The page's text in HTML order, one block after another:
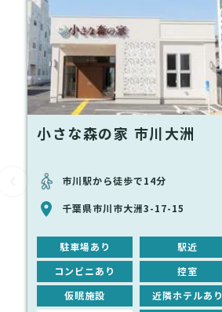
小さな森の家 市川大洲
市川駅から徒歩で14分
千葉県市川市大洲3-17-15
駐車場あり 駅近
コンビニあり 控室
仮眠施設 近隣ホテルあり